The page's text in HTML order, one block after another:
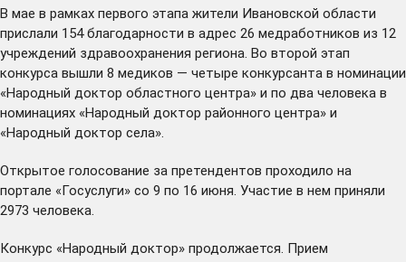
В мае в рамках первого этапа жители Ивановской области
прислали 154 благодарности в адрес 26 медработников из 12
учреждений здравоохранения региона. Во второй этап
конкурса вышли 8 медиков — четыре конкурсанта в номинации
«Народный доктор областного центра» и по два человека в
номинациях «Народный доктор районного центра» и
«Народный доктор села».
Открытое голосование за претендентов проходило на
портале «Госуслуги» со 9 по 16 июня. Участие в нем приняли
2973 человека.
Конкурс «Народный доктор» продолжается. Прием